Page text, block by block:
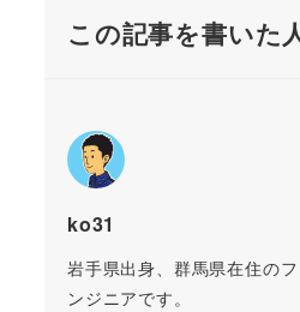
この記事を書いた
ko31
岩手県出身、群馬県在住の
ンジニアです。